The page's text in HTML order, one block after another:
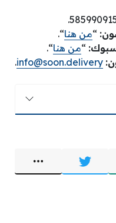
“من هنا“.
“من هنا“.
info@soon.delivery
.